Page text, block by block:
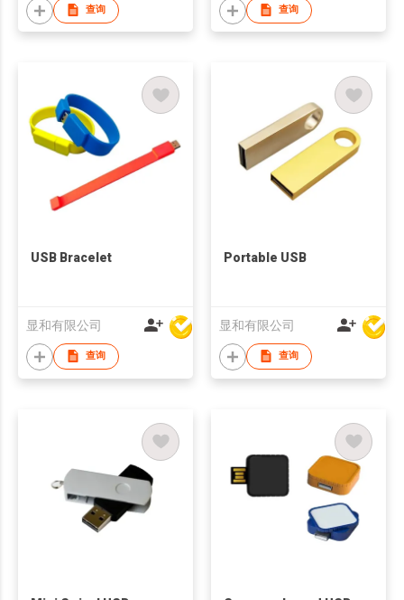
查询 查询
USB Bracelet
显和有限公司
查询
Portable USB
显和有限公司
查询